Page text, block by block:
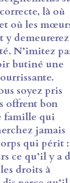
là où
où les
y demeurerez
N’imitez
butiné une
soyez pris
offrent bon
famille qui
jamais
qui périt :
ce qu’il y a
droits à